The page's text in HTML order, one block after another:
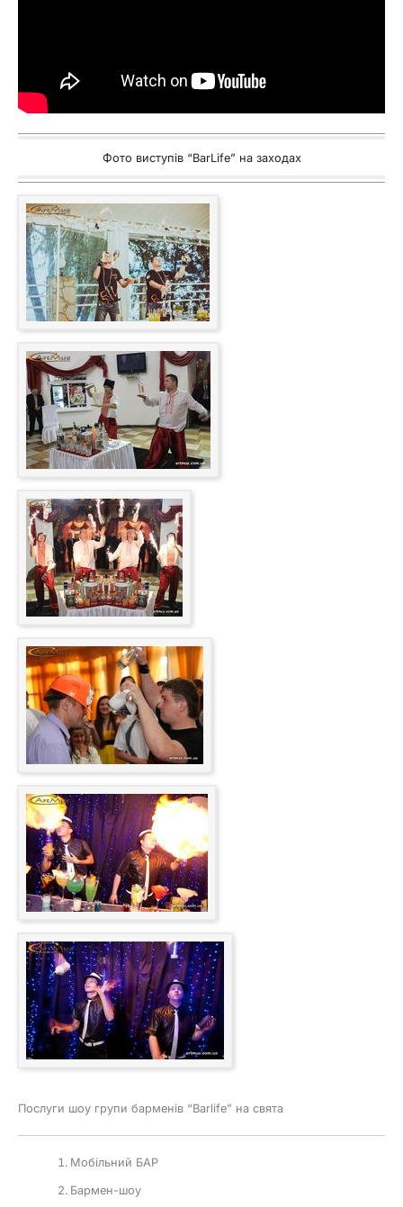
Фото виступів “BarLife” на заходах
Послуги шоу групи барменів “Barlife” на свята
Мобільний БАР
Бармен-шоу